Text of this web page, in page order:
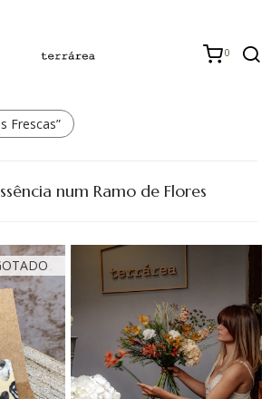
0
Frescas”
num Ramo de Flores